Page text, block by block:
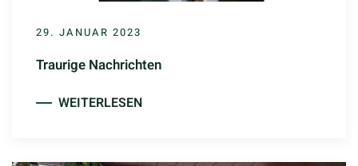
29. JANUAR 2023
Traurige Nachrichten
WEITERLESEN